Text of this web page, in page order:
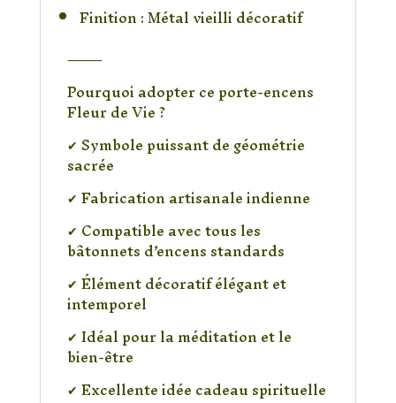
Finition : Métal vieilli décoratif
⸻
Pourquoi adopter ce porte-encens
Fleur de Vie ?
✔ Symbole puissant de géométrie
sacrée
✔ Fabrication artisanale indienne
✔ Compatible avec tous les
bâtonnets d’encens standards
✔ Élément décoratif élégant et
intemporel
✔ Idéal pour la méditation et le
bien-être
✔ Excellente idée cadeau spirituelle